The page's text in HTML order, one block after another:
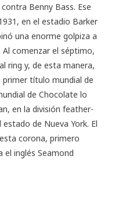
Benny Bass. Ese
en el estadio Barker
una enorme golpiza a
comenzar el séptimo,
ring y, de esta manera,
título mundial de
de Chocolate lo
en la división feather-
de Nueva York. El
corona, primero
el inglés Seamond